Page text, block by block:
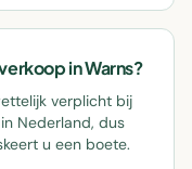
in Warns?
verplicht bij
Nederland, dus
u een boete.